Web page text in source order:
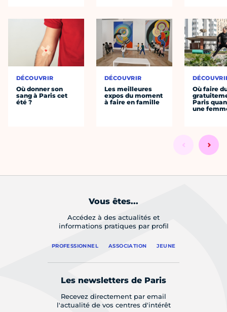
DÉCOUVRIR
Où donner son
sang à Paris cet
été ?
DÉCOUVRIR
Les meilleures
expos du moment
à faire en famille
Où faire
Paris
une
Vous êtes...
Accédez à des actualités et
informations pratiques par profil
PROFESSIONNEL ASSOCIATION JEUNE
Les newsletters de Paris
Recevez directement par email
l'actualité de vos centres d'intérêt